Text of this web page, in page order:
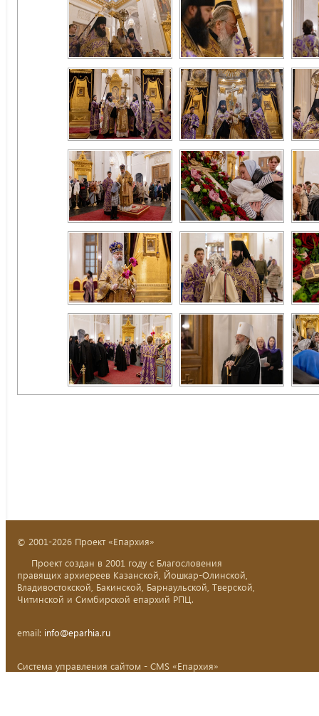
© 2001-2026 Проект «Епархия»
Проект создан в 2001 году с Благословения
правящих архиереев Казанской, Йошкар-Олинской,
Владивостокской, Бакинской, Барнаульской, Тверской,
Читинской и Симбирской епархий РПЦ.
email: info@eparhia.ru
Система управления сайтом - CMS «Епархия»